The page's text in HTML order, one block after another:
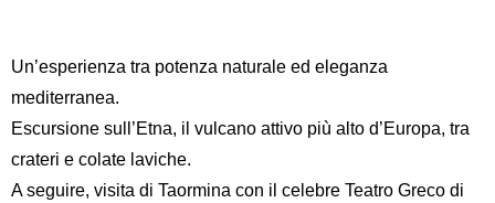
Un’esperienza tra potenza naturale ed eleganza
mediterranea.
Escursione sull’Etna, il vulcano attivo più alto d’Europa, tra
crateri e colate laviche.
A seguire, visita di Taormina con il celebre Teatro Greco di